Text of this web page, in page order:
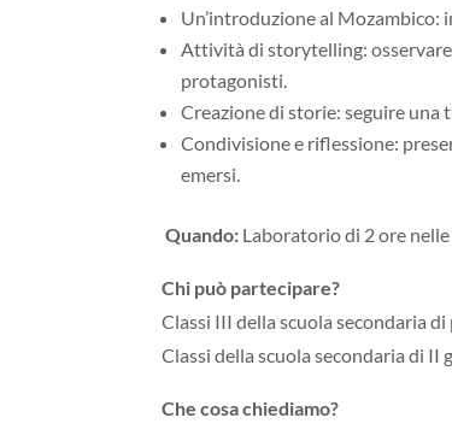
Un’introduzione al Mozambico:
Attività di storytelling:
protagonisti.
Creazione di storie: seguire
Condivisione e riflessione:
emersi.
Quando: Laboratorio di 2 ore
Chi può partecipare?
Classi III della scuola secondaria
Classi della scuola secondaria di II
Che cosa chiediamo?